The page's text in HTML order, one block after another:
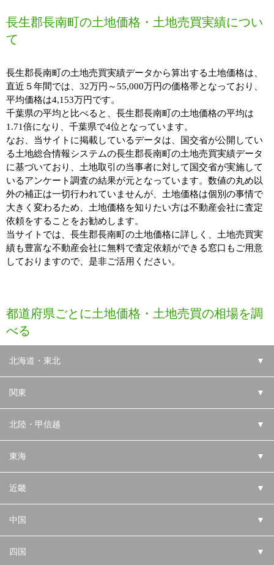
長生郡長南町の土地価格・土地売買実績につい
て
長生郡長南町の土地売買実績データから算出する土地価格は、
直近５年間では、32万円～55,000万円の価格帯となっており、
平均価格は4,153万円です。
千葉県の平均と比べると、長生郡長南町の土地価格の平均は
1.71倍になり、千葉県で4位となっています。
なお、当サイトに掲載しているデータは、国交省が公開してい
る土地総合情報システムの長生郡長南町の土地売買実績データ
に基づいており、土地取引の当事者に対して国交省が実施して
いるアンケート調査の結果が元となっています。数値の丸め以
外の補正は一切行われていませんが、土地価格は個別の事情で
大きく変わるため、土地価格を知りたい方は不動産会社に査定
依頼をすることをお勧めします。
当サイトでは、長生郡長南町の土地価格に詳しく、土地売買実
績も豊富な不動産会社に無料で査定依頼ができる窓口もご用意
しておりますので、是非ご活用ください。
都道府県ごとに土地価格・土地売買の相場を調
べる
北海道・東北 ▼
関東 ▼
北陸・甲信越 ▼
東海 ▼
近畿 ▼
中国 ▼
四国 ▼